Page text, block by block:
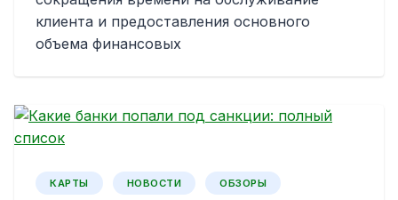
клиента и предоставления основного
объема финансовых
КАРТЫ НОВОСТИ ОБЗОРЫ